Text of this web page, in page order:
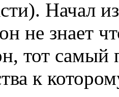
Начал
не знает
тот самый
к